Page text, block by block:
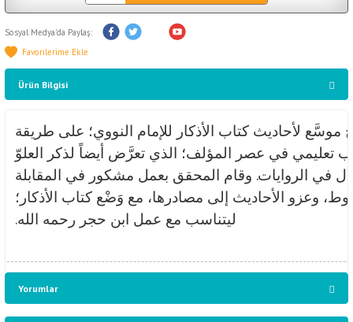
Sosyal Medya'da Paylaş:
Ürün Bilgisi
موسَّع لأحاديث كتاب الأذكار للإمام النووي؛ على طريقة
تعليمي في عصر المؤلف؛ الذي تعرَّض أيضاً لذكر العلوّ
في الروايات. وقام المحقق بعمل مشكور في المقابلة
وعزو الأحاديث إلى مصادرها، مع وَضْع كتاب الأذكار؛
ليتناسب مع عمل ابن حجر رحمه الله.
Yorumlar